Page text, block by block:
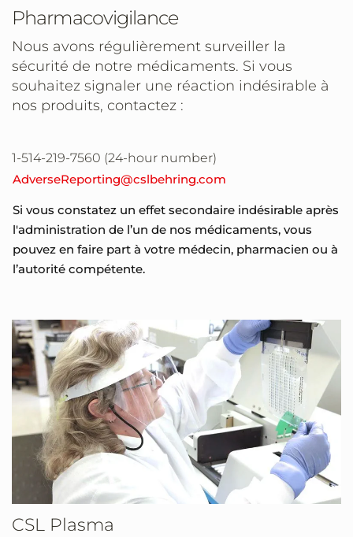
Pharmacovigilance
Nous avons régulièrement surveiller la
sécurité de notre médicaments. Si vous
souhaitez signaler une réaction indésirable à
nos produits, contactez :
1-514-219-7560 (24-hour number)
AdverseReporting@cslbehring.com
Si vous constatez un effet secondaire indésirable après
l'administration de l’un de nos médicaments, vous
pouvez en faire part à votre médecin, pharmacien ou à
l’autorité compétente.
CSL Plasma